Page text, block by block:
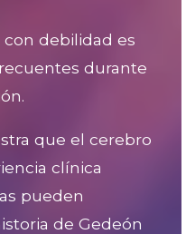
debilidad es
durante
que el cerebro
clínica
pueden
de Gedeón